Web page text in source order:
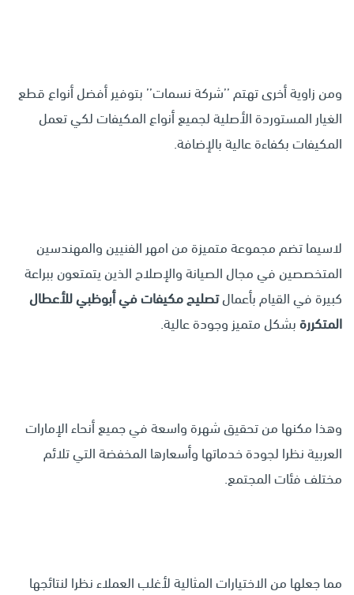
ومن زاوية أخرى تهتم ’’شركة نسمات’’ بتوفير أفضل أنواع قطع
الغيار المستوردة الأصلية لجميع أنواع المكيفات لكي تعمل
المكيفات بكفاءة عالية بالإضافة.
لاسيما تضم مجموعة متميزة من امهر الفنيين والمهندسين
المتخصصين في مجال الصيانة والإصلاح الذين يتمتعون ببراعة
كبيرة في القيام بأعمالتصليح مكيفات في أبوظبي للأعطال
المتكررةبشكل متميز وجودة عالية.
وهذا مكنها من تحقيق شهرة واسعة في جميع أنحاء الإمارات
العربية نظرا لجودة خدماتها وأسعارها المخفضة التي تلائم
مختلف فئات المجتمع.
مما جعلها من الاختيارات المثالية لأغلب العملاء نظرا لنتائجها